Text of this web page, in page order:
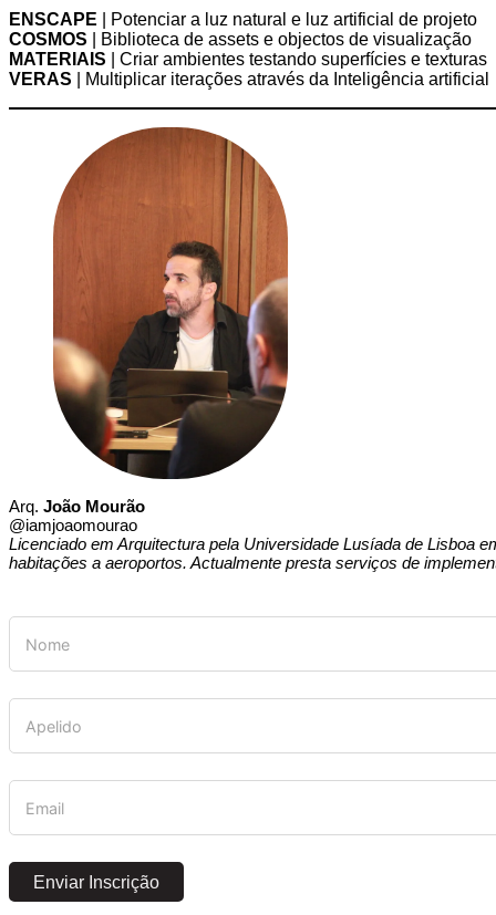
ENSCAPE | Potenciar a luz natural e luz artificial de projeto
COSMOS | Biblioteca de assets e objectos de visualização
MATERIAIS | Criar ambientes testando superfícies e texturas
VERAS | Multiplicar iterações através da Inteligência artificial
Arq. João Mourão
@iamjoaomourao
Licenciado em Arquitectura pela Universidade Lusíada de Lisboa
habitações a aeroportos. Actualmente presta serviços de
Enviar Inscrição